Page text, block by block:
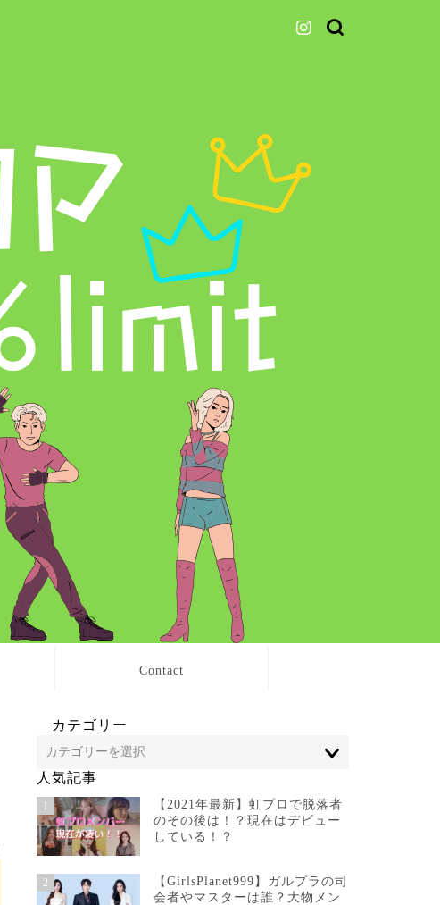
Contact
カテゴリー
人気記事
1
【2021年最新】虹プロで脱落者
のその後は！？現在はデビュー
している！？
2
【GirlsPlanet999】ガルプラの司
会者やマスターは誰？大物メン